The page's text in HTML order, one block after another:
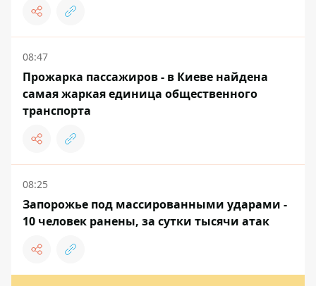
08:47
Прожарка пассажиров - в Киеве найдена
самая жаркая единица общественного
транспорта
08:25
Запорожье под массированными ударами -
10 человек ранены, за сутки тысячи атак